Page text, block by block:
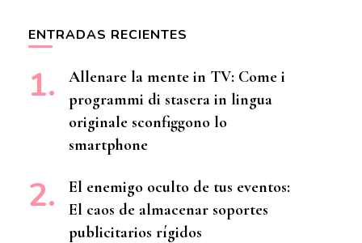
ENTRADAS RECIENTES
Allenare la mente in TV: Come i
programmi di stasera in lingua
originale sconfiggono lo
smartphone
El enemigo oculto de tus eventos:
El caos de almacenar soportes
publicitarios rígidos